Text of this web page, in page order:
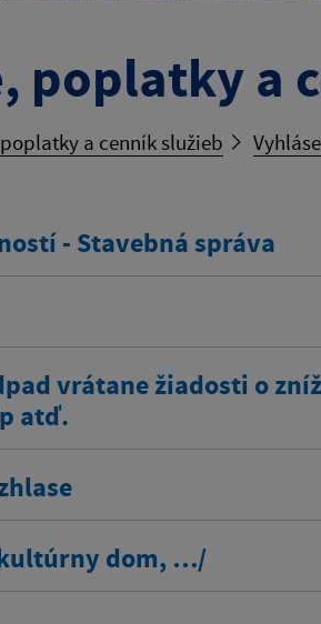
poplatky a
a cenník služieb
- Stavebná správa
vrátane žiadosti o
atď.
dom, …/